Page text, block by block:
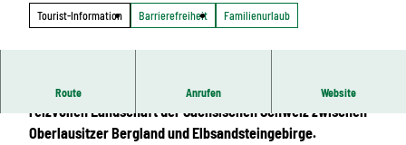
Tourist-Information Barrierefreiheit Familienurlaub
Route Anrufen Website
Wer Ruhe und Entspannung sucht, findet diese in der
reizvollen Landschaft der Sächsischen Schweiz zwischen
Oberlausitzer Bergland und Elbsandsteingebirge.